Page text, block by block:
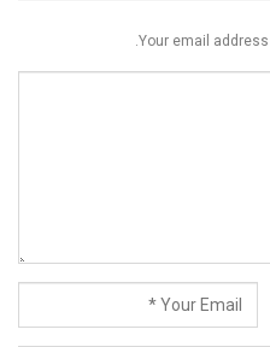
Your email address